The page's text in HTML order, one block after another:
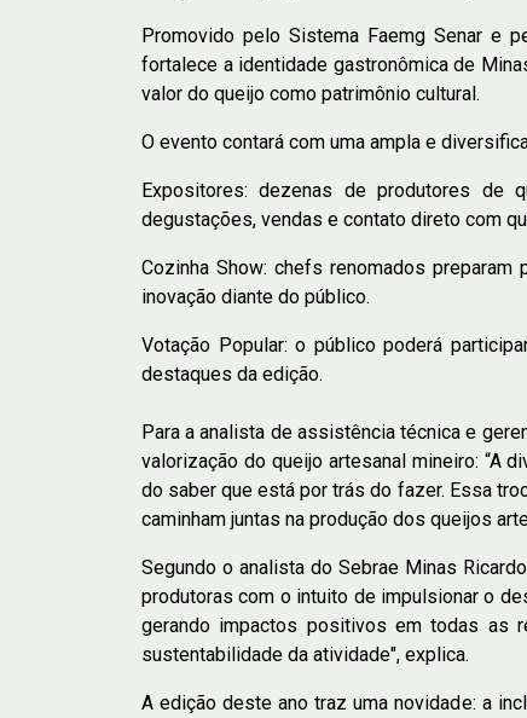
Promovido pelo Sistema Faemg Senar e
fortalece a identidade gastronômica de
valor do queijo como patrimônio cultural.
O evento contará com uma ampla e
Expositores: dezenas de produtores de
degustações, vendas e contato direto com
Cozinha Show: chefs renomados
inovação diante do público.
Votação Popular: o público poderá
destaques da edição.
Para a analista de assistência técnica e
valorização do queijo artesanal mineiro: “A
do saber que está por trás do fazer. Essa
caminham juntas na produção dos queijos
Segundo o analista do Sebrae Minas
produtoras com o intuito de impulsionar o
gerando impactos positivos em todas as
sustentabilidade da atividade", explica.
A edição deste ano traz uma novidade: a